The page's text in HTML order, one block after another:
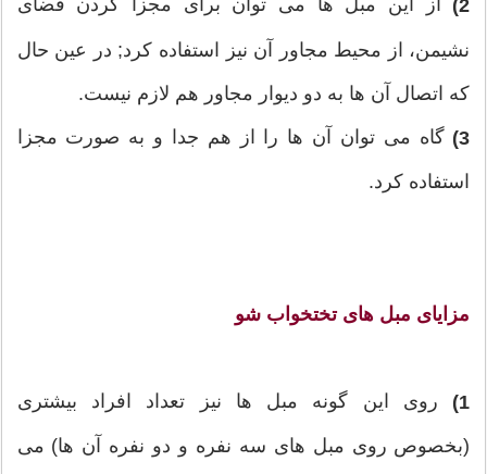
2) از این مبل ها می توان برای مجزا کردن فضای
نشیمن، از محیط مجاور آن نیز استفاده کرد; در عین حال
که اتصال آن ها به دو دیوار مجاور هم لازم نیست.
3) گاه می توان آن ها را از هم جدا و به صورت مجزا
استفاده کرد.
مزایای مبل های تختخواب شو
1) روی این گونه مبل ها نیز تعداد افراد بیشتری
(بخصوص روی مبل های سه نفره و دو نفره آن ها) می